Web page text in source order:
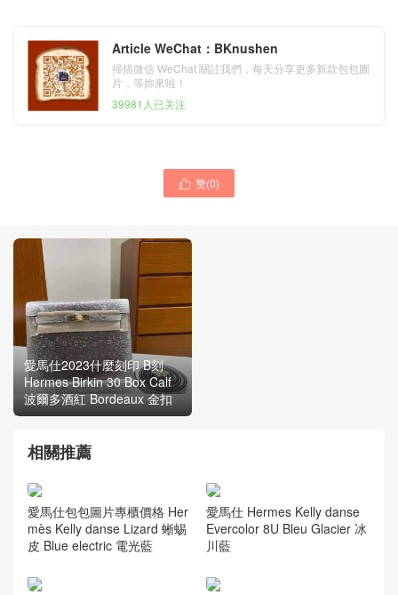
Article WeChat：BKnushen
掃描微信 WeChat 關註我們，每天分享更多新款包包圖
片，等妳來啦！
39981人已关注
 赞(0)
愛馬仕2023什麼刻印 B刻
Hermes Birkin 30 Box Calf
波爾多酒紅 Bordeaux 金扣
相關推薦
愛馬仕包包圖片專櫃價格 Her
mès Kelly danse Lizard 蜥蜴
皮 Blue electric 電光藍
愛馬仕 Hermes Kelly danse
Evercolor 8U Bleu Glacier 冰
川藍